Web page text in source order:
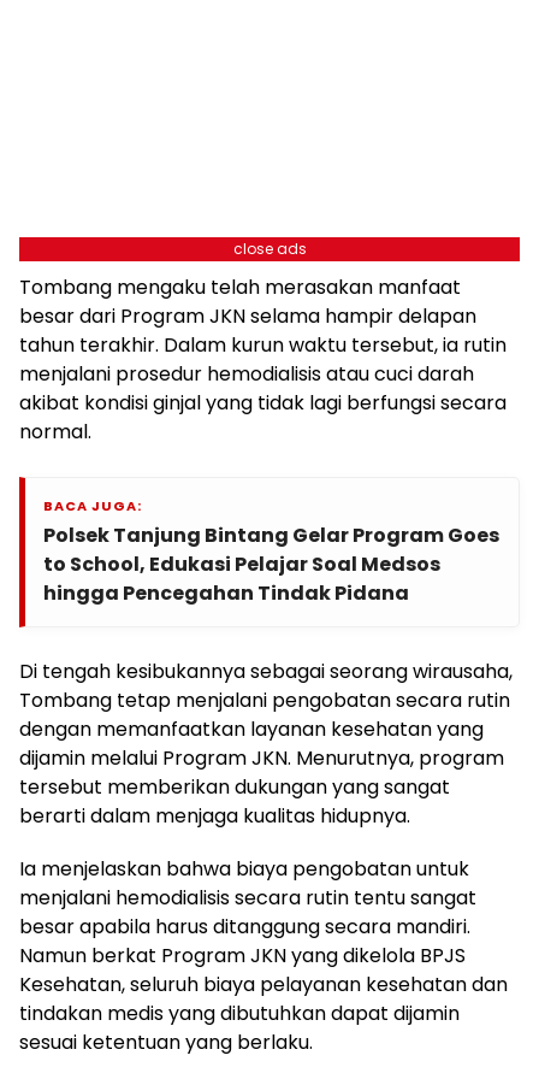
close ads
Tombang mengaku telah merasakan manfaat
besar dari Program JKN selama hampir delapan
tahun terakhir. Dalam kurun waktu tersebut, ia rutin
menjalani prosedur hemodialisis atau cuci darah
akibat kondisi ginjal yang tidak lagi berfungsi secara
normal.
BACA JUGA:
Polsek Tanjung Bintang Gelar Program Goes
to School, Edukasi Pelajar Soal Medsos
hingga Pencegahan Tindak Pidana
Di tengah kesibukannya sebagai seorang wirausaha,
Tombang tetap menjalani pengobatan secara rutin
dengan memanfaatkan layanan kesehatan yang
dijamin melalui Program JKN. Menurutnya, program
tersebut memberikan dukungan yang sangat
berarti dalam menjaga kualitas hidupnya.
Ia menjelaskan bahwa biaya pengobatan untuk
menjalani hemodialisis secara rutin tentu sangat
besar apabila harus ditanggung secara mandiri.
Namun berkat Program JKN yang dikelola BPJS
Kesehatan, seluruh biaya pelayanan kesehatan dan
tindakan medis yang dibutuhkan dapat dijamin
sesuai ketentuan yang berlaku.